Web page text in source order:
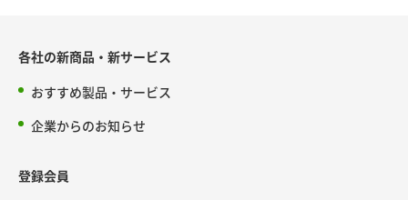
各社の新商品・新サービス
おすすめ製品・サービス
企業からのお知らせ
登録会員